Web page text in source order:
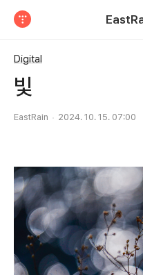
Digital
빛
EastRain 2024. 10. 15. 07:00